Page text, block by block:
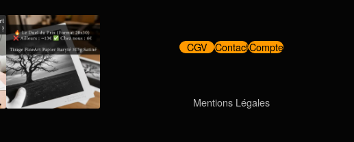
CGV ContactCompte
Mentions Légales